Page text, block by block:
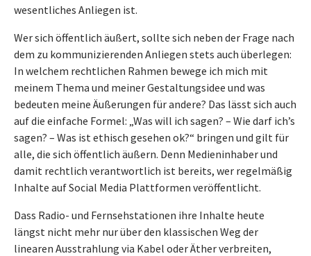
wesentliches Anliegen ist.
Wer sich öffentlich äußert, sollte sich neben der Frage nach
dem zu kommunizierenden Anliegen stets auch überlegen:
In welchem rechtlichen Rahmen bewege ich mich mit
meinem Thema und meiner Gestaltungsidee und was
bedeuten meine Äußerungen für andere? Das lässt sich auch
auf die einfache Formel: „Was will ich sagen? – Wie darf ich’s
sagen? – Was ist ethisch gesehen ok?“ bringen und gilt für
alle, die sich öffentlich äußern. Denn Medieninhaber und
damit rechtlich verantwortlich ist bereits, wer regelmäßig
Inhalte auf Social Media Plattformen veröffentlicht.
Dass Radio- und Fernsehstationen ihre Inhalte heute
längst nicht mehr nur über den klassischen Weg der
linearen Ausstrahlung via Kabel oder Äther verbreiten,